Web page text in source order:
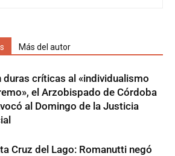
Más del autor
duras críticas al «individualismo
el Arzobispado de Córdoba
al Domingo de la Justicia
Cruz del Lago: Romanutti negó